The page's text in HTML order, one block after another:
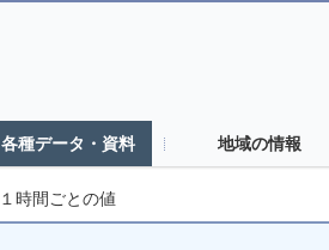
各種データ・資料 地域の情報
１時間ごとの値